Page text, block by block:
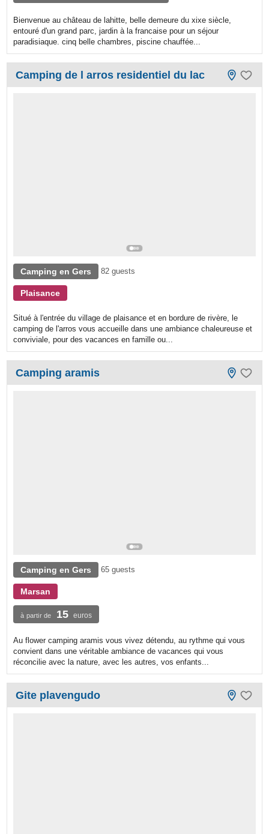
Bienvenue au château de lahitte, belle demeure du xixe siècle,
entouré d'un grand parc, jardin à la francaise pour un séjour
paradisiaque. cinq belle chambres, piscine chauffée...
Camping de l arros residentiel du lac
Camping en Gers 82 guests
Plaisance
Situé à l'entrée du village de plaisance et en bordure de rivère, le
camping de l'arros vous accueille dans une ambiance chaleureuse et
conviviale, pour des vacances en famille ou...
Camping aramis
Camping en Gers 65 guests
Marsan
à partir de 15 euros
Au flower camping aramis vous vivez détendu, au rythme qui vous
convient dans une véritable ambiance de vacances qui vous
réconcilie avec la nature, avec les autres, vos enfants...
Gite plavengudo